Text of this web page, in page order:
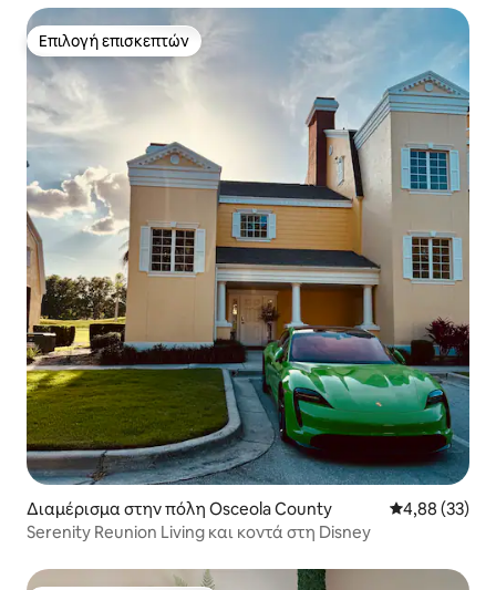
Επιλογή επισκεπτών
Επιλογή επισκεπτών
Διαμέρισμα στην πόλη Osceola County Μέση
4,88 (33)
Serenity Reunion Living και κοντά στη Disney